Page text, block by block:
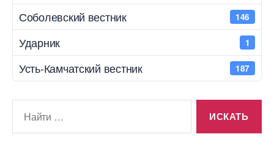
Соболевский вестник 146
Ударник 1
Усть-Камчатский вестник 187